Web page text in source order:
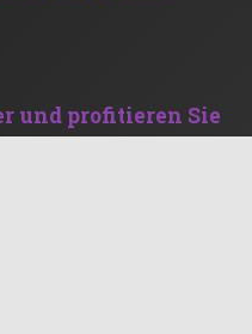
und profitieren Sie